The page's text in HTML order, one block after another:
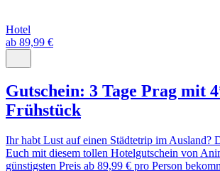
Hotel
ab 89,99 €
Gutschein: 3 Tage Prag mit
Frühstück
Ihr habt Lust auf einen Städtetrip im Ausland?
Euch mit diesem tollen Hotelgutschein von
günstigsten Preis ab 89,99 € pro Person